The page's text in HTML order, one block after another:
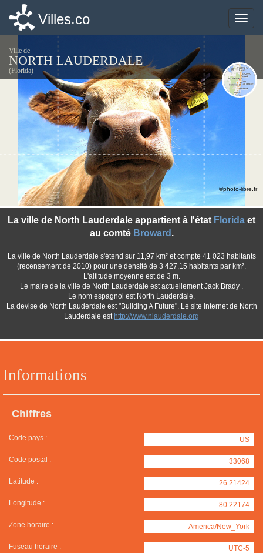
Toggle
Villes.co
Ville de
NORTH LAUDERDALE
(Florida)
Informations
Chiffres
Code pays : US
Code postal : 33068
Latitude : 26.21424
Longitude : -80.22174
Zone horaire : America/New_York
Fuseau horaire : UTC-5
La ville de North Lauderdale appartient à l'état Florida et
au comté Broward .
La ville de North Lauderdale s'étend sur 11,97 km² et compte 41 023 habitants
(recensement de 2010) pour une densité de 3 427,15 habitants par km².
L'altitude moyenne est de 3 m.
Le maire de la ville de North Lauderdale est actuellement Jack Brady .
Le nom espagnol est North Lauderdale.
La devise de North Lauderdale est "Building A Future". Le site Internet de North
Lauderdale est http://www.nlauderdale.org
©photo-libre.fr
Toggle
Villes.co